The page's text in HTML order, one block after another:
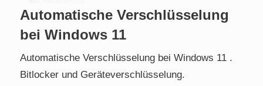
Automatische Verschlüsselung
bei Windows 11
Automatische Verschlüsselung bei Windows 11 .
Bitlocker und Geräteverschlüsselung.